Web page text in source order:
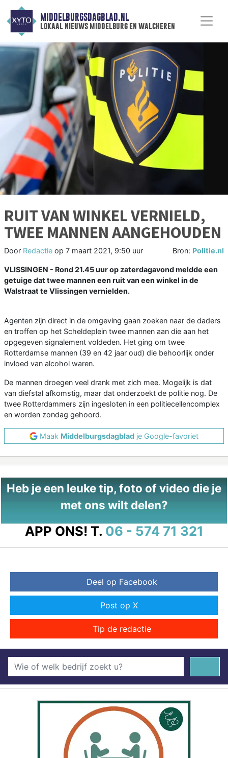
MIDDELBURGSDAGBLAD.NL
lokaal nieuws middelburg en walcheren
RUIT VAN WINKEL VERNIELD,
TWEE MANNEN AANGEHOUDEN
Door Redactie op 7 maart 2021, 9:50 uur Bron: Politie.nl
VLISSINGEN - Rond 21.45 uur op zaterdagavond meldde een
getuige dat twee mannen een ruit van een winkel in de
Walstraat te Vlissingen vernielden.
Agenten zijn direct in de omgeving gaan zoeken naar de daders
en troffen op het Scheldeplein twee mannen aan die aan het
opgegeven signalement voldeden. Het ging om twee
Rotterdamse mannen (39 en 42 jaar oud) die behoorlijk onder
invloed van alcohol waren.
De mannen droegen veel drank met zich mee. Mogelijk is dat
van diefstal afkomstig, maar dat onderzoekt de politie nog. De
twee Rotterdammers zijn ingesloten in een politiecellencomplex
en worden zondag gehoord.
Maak Middelburgsdagblad je Google-favoriet
Heb je een leuke tip, foto of video die je
met ons wilt delen?
APP ONS! T. 06 - 574 71 321
Deel op Facebook
Post op X
Tip de redactie